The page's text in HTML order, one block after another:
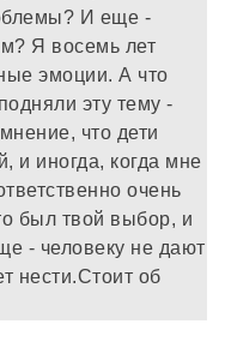
И еще -
Я восемь лет
эмоции. А что
эту тему -
что дети
и иногда, когда мне
очень
был твой выбор, и
- человеку не дают
нести.Стоит об